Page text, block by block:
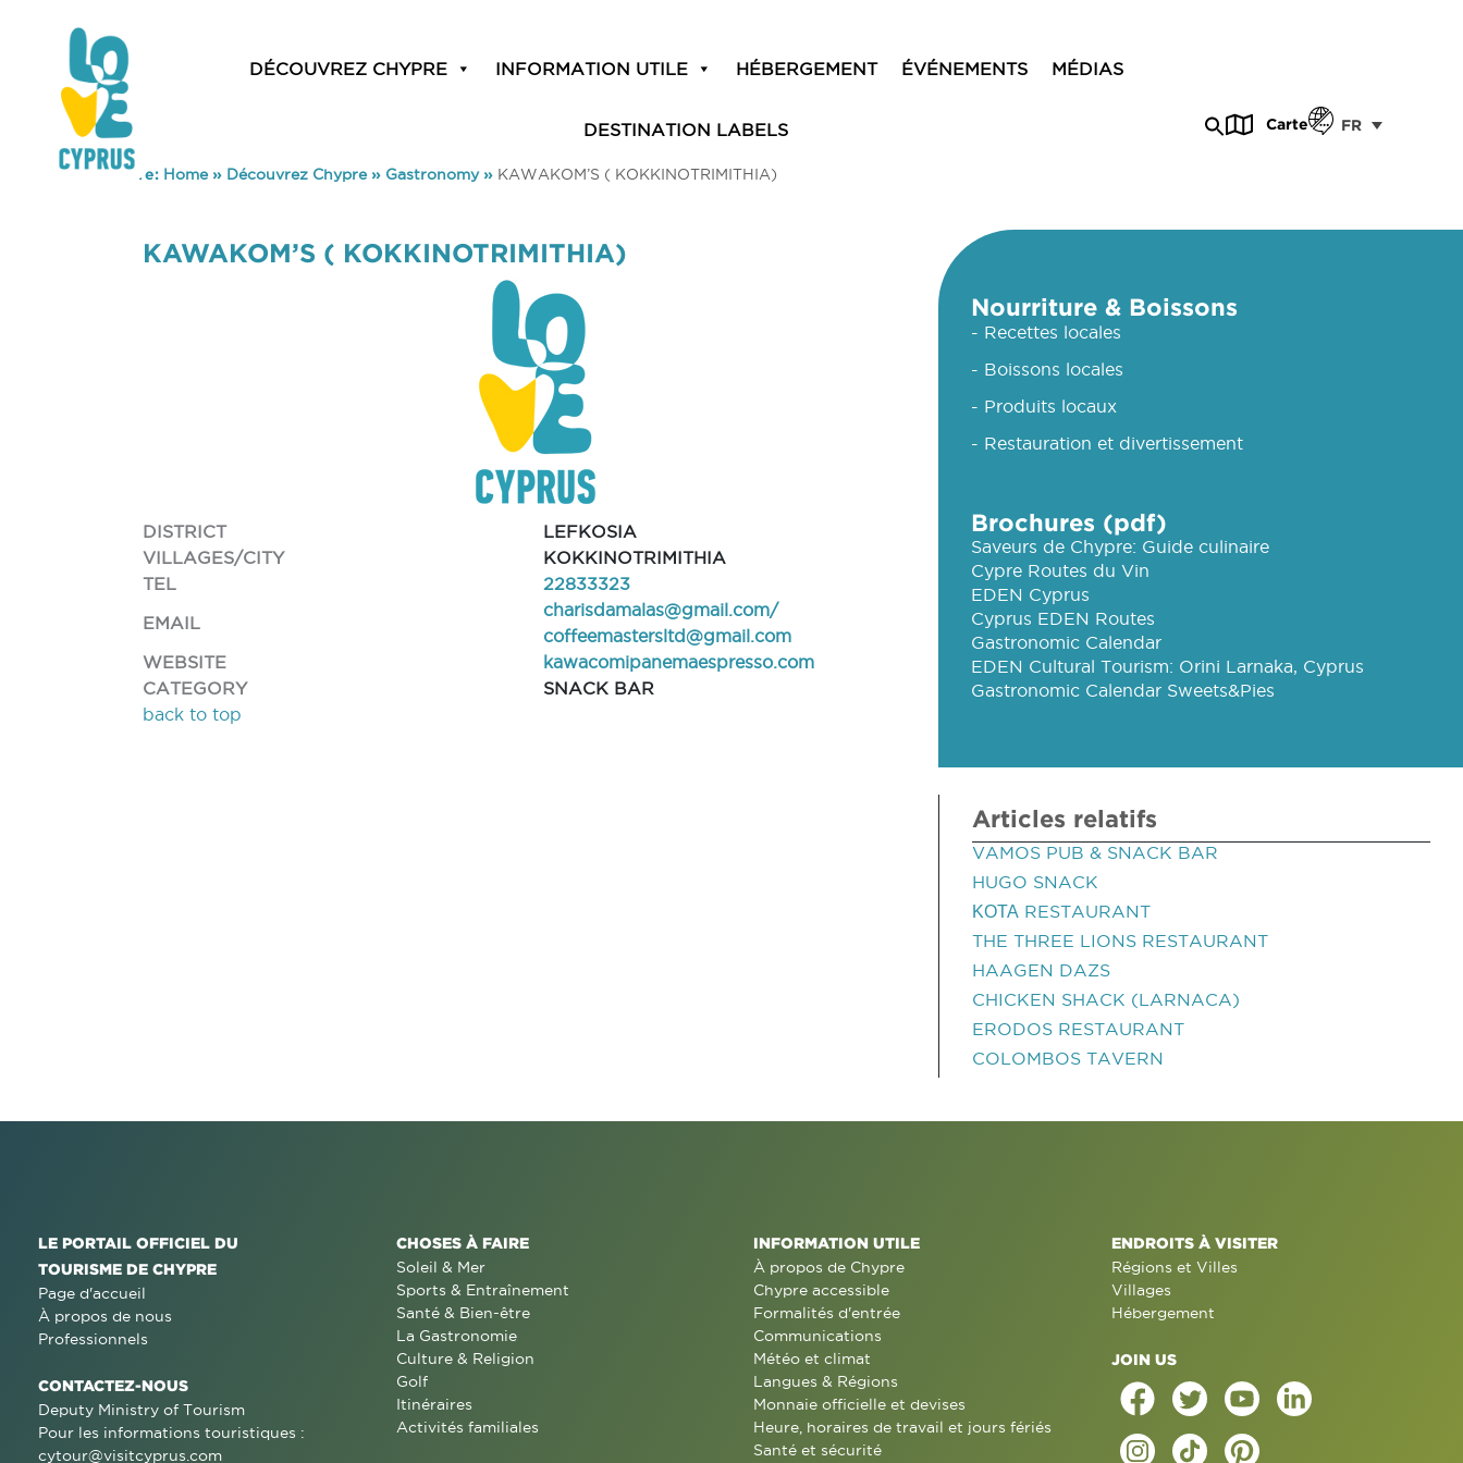
DÉCOUVREZ CHYPRE INFORMATION UTILE HÉBERGEMENT ÉVÉNEMENTS MÉDIAS
DESTINATION LABELS Carte FR
You are here: Home» Découvrez Chypre» Gastronomy» KAWAKOM’S ( KOKKINOTRIMITHIA)
KAWAKOM’S ( KOKKINOTRIMITHIA)
DISTRICT
LEFKOSIA
VILLAGES/CITY
KOKKINOTRIMITHIA
TEL
22833323
EMAIL
charisdamalas@gmail.com/
coffeemastersltd@gmail.com
WEBSITE
kawacomipanemaespresso.com
CATEGORY
SNACK BAR
back to top
Nourriture & Boissons
- Recettes locales
- Boissons locales
- Produits locaux
- Restauration et divertissement
Brochures (pdf)
Saveurs de Chypre: Guide culinaire
Cypre Routes du Vin
EDEN Cyprus
Cyprus EDEN Routes
Gastronomic Calendar
EDEN Cultural Tourism: Orini Larnaka, Cyprus
Gastronomic Calendar Sweets&Pies
Articles relatifs
VAMOS PUB & SNACK BAR
HUGO SNACK
ΚΟΤΑ RESTAURANT
THE THREE LIONS RESTAURANT
HAAGEN DAZS
CHICKEN SHACK (LARNACA)
ERODOS RESTAURANT
COLOMBOS TAVERN
LE PORTAIL OFFICIEL DU
TOURISME DE CHYPRE
Page d'accueil
À propos de nous
Professionnels
CONTACTEZ-NOUS
Deputy Ministry of Tourism
Pour les informations touristiques :
cytour@visitcyprus.com
CHOSES À FAIRE
Soleil & Mer
Sports & Entraînement
Santé & Bien-être
La Gastronomie
Culture & Religion
Golf
Itinéraires
Activités familiales
INFORMATION UTILE
À propos de Chypre
Chypre accessible
Formalités d'entrée
Communications
Météo et climat
Langues & Régions
Monnaie officielle et devises
Heure, horaires de travail et jours fériés
Santé et sécurité
ENDROITS À VISITER
Régions et Villes
Villages
Hébergement
JOIN US